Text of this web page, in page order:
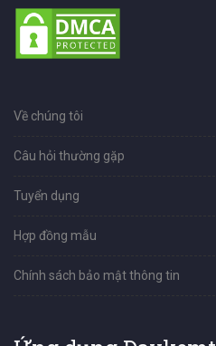
Về chúng tôi
Câu hỏi thường gặp
Tuyển dụng
Hợp đồng mẫu
Chính sách bảo mật thông tin